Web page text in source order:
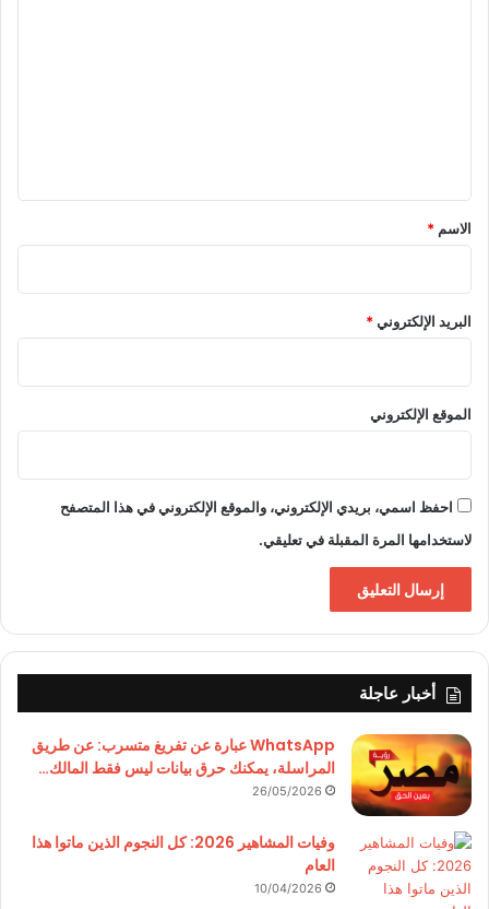
*
الاسم *
البريد الإلكتروني*
الموقع الإلكتروني
احفظ اسمي، بريدي الإلكتروني، والموقع الإلكتروني في هذا المتصفح
لاستخدامها المرة المقبلة في تعليقي.
أخبار عاجلة
WhatsApp عبارة عن تفريغ متسرب: عن طريق
المراسلة، يمكنك حرق بيانات ليس فقط المالك…
26/05/2026
وفيات المشاهير 2026: كل النجوم الذين ماتوا هذا
العام
10/04/2026